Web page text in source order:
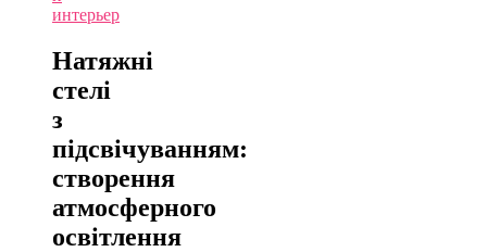
интерьер
Натяжні
стелі
з
підсвічуванням:
створення
атмосферного
освітлення